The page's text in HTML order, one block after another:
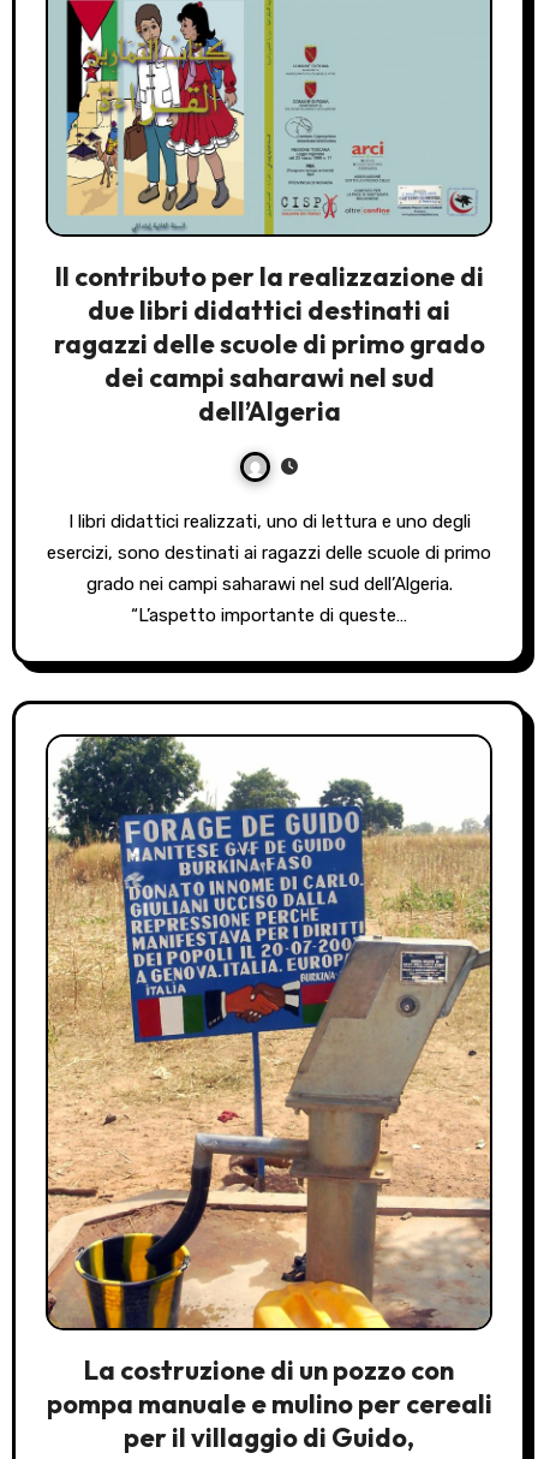
Il contributo per la realizzazione di
due libri didattici destinati ai
ragazzi delle scuole di primo grado
dei campi saharawi nel sud
dell’Algeria
I libri didattici realizzati, uno di lettura e uno degli
esercizi, sono destinati ai ragazzi delle scuole di primo
grado nei campi saharawi nel sud dell’Algeria.
“L’aspetto importante di queste…
La costruzione di un pozzo con
pompa manuale e mulino per cereali
per il villaggio di Guido,